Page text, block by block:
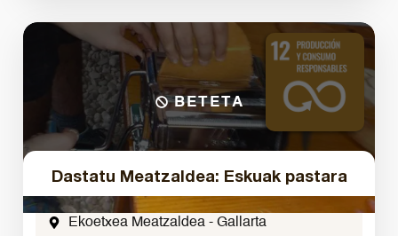
BETETA
Dastatu Meatzaldea: Eskuak pastara
Ekoetxea Meatzaldea - Gallarta